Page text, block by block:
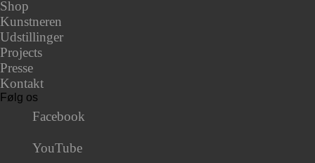
Shop
Kunstneren
Udstillinger
Projects
Presse
Kontakt
Følg os
Facebook
YouTube